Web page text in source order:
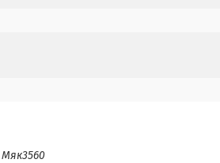
Мяк3560